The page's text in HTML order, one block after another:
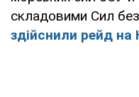
складовими Сил
здійснили рейд на